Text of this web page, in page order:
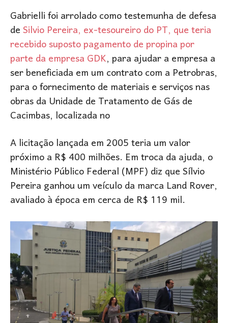
Gabrielli foi arrolado como testemunha de defesa
deSilvio Pereira, ex-tesoureiro do PT, que teria
recebido suposto pagamento de propina por
parte da empresa GDK, para ajudar a empresa a
ser beneficiada em um contrato com a Petrobras,
para o fornecimento de materiais e serviços nas
obras da Unidade de Tratamento de Gás de
Cacimbas, localizada no
A licitação lançada em 2005 teria um valor
próximo a R$ 400 milhões. Em troca da ajuda, o
Ministério Público Federal (MPF) diz que Sílvio
Pereira ganhou um veículo da marca Land Rover,
avaliado à época em cerca de R$ 119 mil.